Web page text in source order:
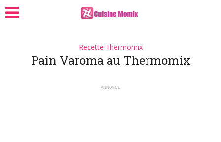
Recette Thermomix
Pain Varoma au Thermomix
ANNONCE